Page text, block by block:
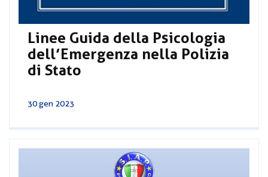
Linee Guida della Psicologia
dell’Emergenza nella Polizia
di Stato
30 gen 2023